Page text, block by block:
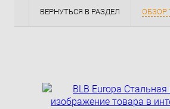
ВЕРНУТЬСЯ В РАЗДЕЛ ОБЗОР